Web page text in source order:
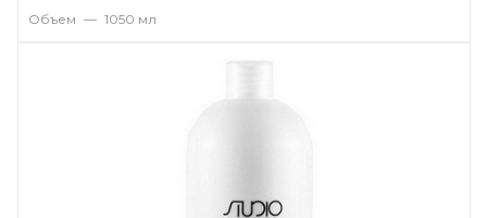
Объем — 1050 мл